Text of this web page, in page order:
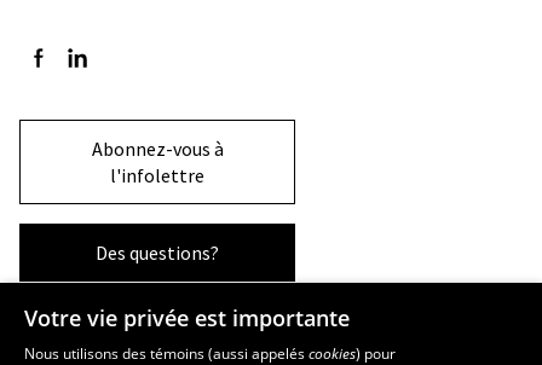
Suivez-nous sur Facebook
Suivez-nous sur LinkedIn
Abonnez-vous à
l'infolettre
Des questions?
La Faculté et ses écoles
Votre vie privée est importante
Nous utilisons des témoins (aussi appeléscookies) pour